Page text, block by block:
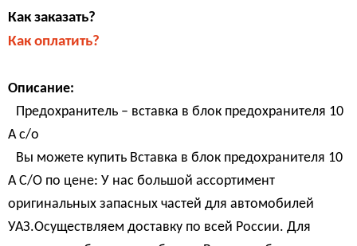
Как заказать?
Как оплатить?
Описание:
Предохранитель – вставка в блок предохранителя 10
А с/о
Вы можете купить Вставка в блок предохранителя 10
А С/О по цене: У нас большой ассортимент
оригинальных запасных частей для автомобилей
УАЗ.Осуществляем доставку по всей России. Для